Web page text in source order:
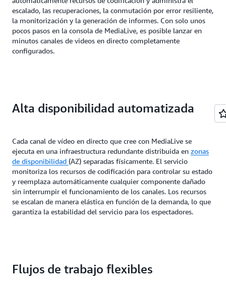
escalado, las recuperaciones, la conmutación por error resiliente,
la monitorización y la generación de informes. Con solo unos
pocos pasos en la consola de MediaLive, es posible lanzar en
minutos canales de videos en directo completamente
configurados.
Alta disponibilidad automatizada
Cada canal de vídeo en directo que cree con MediaLive se
ejecuta en una infraestructura redundante distribuida en zonas
de disponibilidad (AZ) separadas físicamente. El servicio
monitoriza los recursos de codificación para controlar su estado
y reemplaza automáticamente cualquier componente dañado
sin interrumpir el funcionamiento de los canales. Los recursos
se escalan de manera elástica en función de la demanda, lo que
garantiza la estabilidad del servicio para los espectadores.
Flujos de trabajo flexibles